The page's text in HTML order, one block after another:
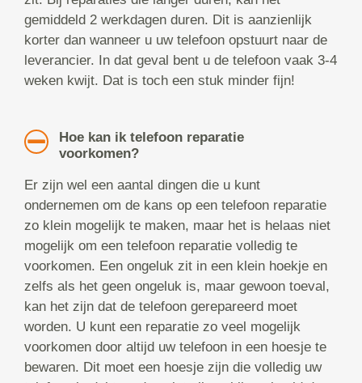
gemiddeld 2 werkdagen duren. Dit is aanzienlijk
korter dan wanneer u uw telefoon opstuurt naar de
leverancier. In dat geval bent u de telefoon vaak 3-4
weken kwijt. Dat is toch een stuk minder fijn!
Hoe kan ik telefoon reparatie
voorkomen?
Er zijn wel een aantal dingen die u kunt
ondernemen om de kans op een telefoon reparatie
zo klein mogelijk te maken, maar het is helaas niet
mogelijk om een telefoon reparatie volledig te
voorkomen. Een ongeluk zit in een klein hoekje en
zelfs als het geen ongeluk is, maar gewoon toeval,
kan het zijn dat de telefoon gerepareerd moet
worden. U kunt een reparatie zo veel mogelijk
voorkomen door altijd uw telefoon in een hoesje te
bewaren. Dit moet een hoesje zijn die volledig uw